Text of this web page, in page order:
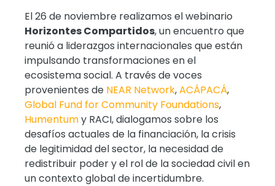
El 26 de noviembre realizamos el webinario
Horizontes Compartidos, un encuentro que
reunió a liderazgos internacionales que están
impulsando transformaciones en el
ecosistema social. A través de voces
provenientes de NEAR Network,ACÁPACÁ,
Global Fund for Community Foundations,
Humentumy RACI, dialogamos sobre los
desafíos actuales de la financiación, la crisis
de legitimidad del sector, la necesidad de
redistribuir poder y el rol de la sociedad civil en
un contexto global de incertidumbre.